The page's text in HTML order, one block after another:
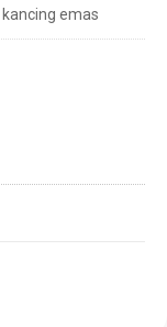
emas